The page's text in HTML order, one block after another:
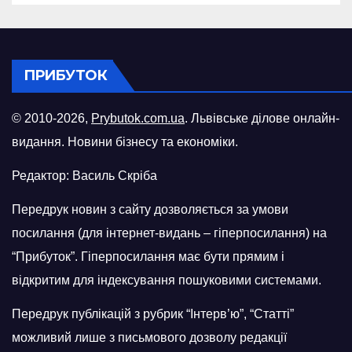
ПРИБУТОК
© 2010-2026, Prybutok.com.ua. Львівське ділове онлайн-
видання. Новини бізнесу та економіки.
Редактор: Василь Скріба
Передрук новин з сайту дозволяється за умови
посилання (для інтернет-видань – гіперпосилання) на
“Прибуток”. Гіперпосилання має бути прямим і
відкритим для індексування пошуковими системами.
Передрук публікацій з рубрик “Інтерв’ю”, “Статті”
можливий лише з письмового дозволу редакції